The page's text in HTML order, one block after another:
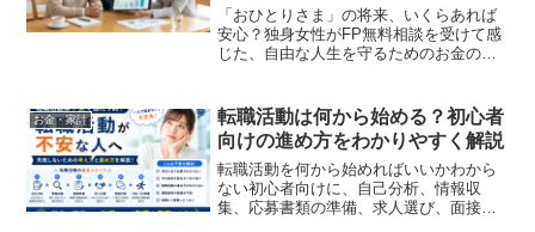
「おひとりさま」の将来、いくらあれば
安心？独身女性がFP無料相談を受けて感
じた、自由な人生を守るためのお金の守
お金・家計
転職活動は何から始める？初心者
向けの進め方をわかりやすく解説
転職活動を何から始めればいいかわから
ない初心者向けに、自己分析、情報収
集、応募書類の準備、求人選び、面接対